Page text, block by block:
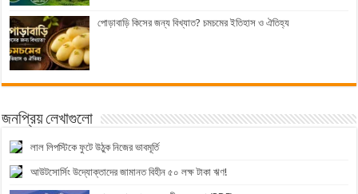
পোড়াবাড়ি কিসের জন্য বিখ্যাত? চমচমের ইতিহাস ও ঐতিহ্য
জনপ্রিয় লেখাগুলো
লাল লিপস্টিকে ফুটে উঠুক নিজের ভাবমূর্তি
আউটসোর্সিং উদ্যোক্তাদের জামানত বিহীন ৫০ লক্ষ টাকা ঋণ!